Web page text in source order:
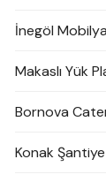
İnegöl
Makaslı Yük
Bornova
Konak